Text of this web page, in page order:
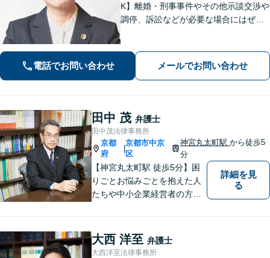
K】離婚・刑事事件やその他示談交渉や
調停、訴訟などが必要な場合にはぜひ
であることを心がけています【弁護士
歴15年以上】【四条烏丸5分】
電話でお問い合わせ メールでお問い合わせ
田中 茂 弁護士
田中茂法律事務所
京都
府
|
京都市中京
区
神宮丸太町駅から徒歩5
分
【神宮丸太町駅 徒歩5分】困
りごとお悩みごとを抱えた人
たちや中小企業経営者の方々
寧をモットーとして全力でそ
の解決にあたります。どんな
に困難でも、常に明るく、前
詳細を見
る
大西 洋至 弁護士
大西洋至法律事務所